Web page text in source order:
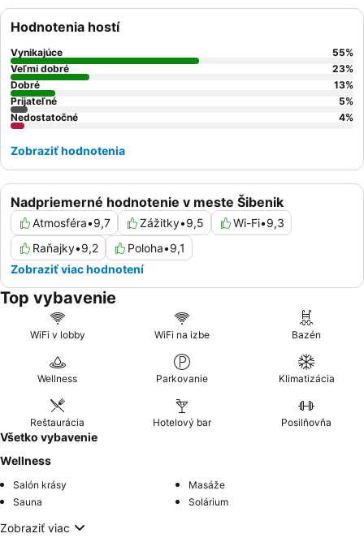
Nadpriemerné hodnotenie v meste Šibenik
Atmosféra•9,7 Zážitky•9,5 Wi-Fi•9,3
Raňajky•9,2 Poloha•9,1
Zobraziť viac hodnotení
Hodnotenia hostí
Vynikajúce 55%
Veľmi dobré
23%
Dobré
13%
Prijateľné
5%
Nedostatočné
4%
Zobraziť hodnotenia
Top vybavenie
WiFi v lobby WiFi na izbe Bazén
Wellness Parkovanie Klimatizácia
Reštaurácia Hotelový bar Posilňovňa
Všetko vybavenie
Wellness
Salón krásy
Masáže
Sauna
Solárium
Zobraziť viac